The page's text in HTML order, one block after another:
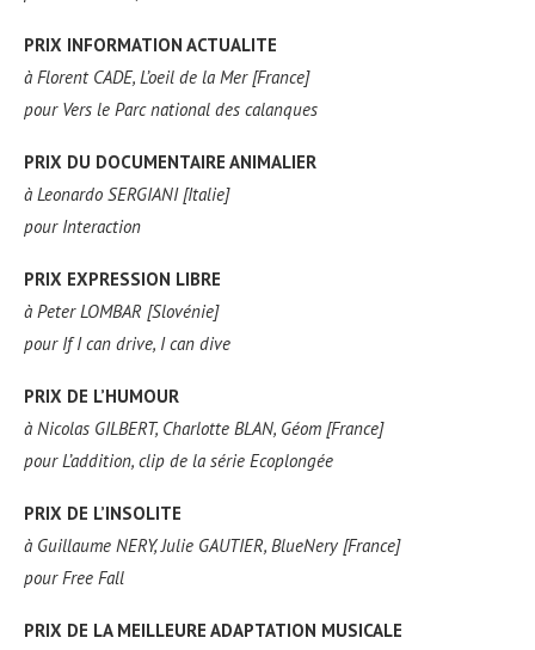
PRIX INFORMATION ACTUALITE
à Florent CADE, L’oeil de la Mer [France]
pour Vers le Parc national des calanques
PRIX DU DOCUMENTAIRE ANIMALIER
à Leonardo SERGIANI [Italie]
pour Interaction
PRIX EXPRESSION LIBRE
à Peter LOMBAR [Slovénie]
pour If I can drive, I can dive
PRIX DE L’HUMOUR
à Nicolas GILBERT, Charlotte BLAN, Géom [France]
pour L’addition, clip de la série Ecoplongée
PRIX DE L’INSOLITE
à Guillaume NERY, Julie GAUTIER, BlueNery [France]
pour Free Fall
PRIX DE LA MEILLEURE ADAPTATION MUSICALE